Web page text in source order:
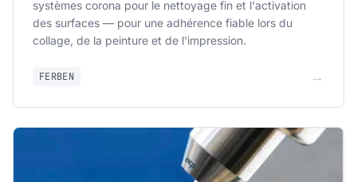
systèmes corona pour le nettoyage fin et l'activation
des surfaces — pour une adhérence fiable lors du
collage, de la peinture et de l'impression.
FERBEN →